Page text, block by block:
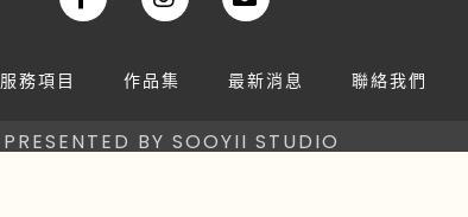
服務項目 作品集 最新消息 聯絡我們
PRESENTED BY SOOYII STUDIO